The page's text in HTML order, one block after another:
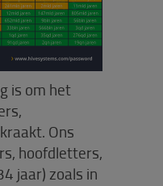
is om het
Ons
hoofdletters,
jaar) zoals in